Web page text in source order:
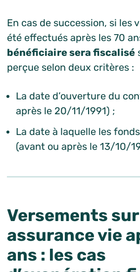
En cas de succession, si les
été effectués après les 70
bénéficiaire sera fiscalisé
perçue selon deux critères :
La date d’ouverture du
après le 20/11/1991) ;
La date à laquelle les
(avant ou après le 13/10/
Versements
assurance vie
ans : les cas